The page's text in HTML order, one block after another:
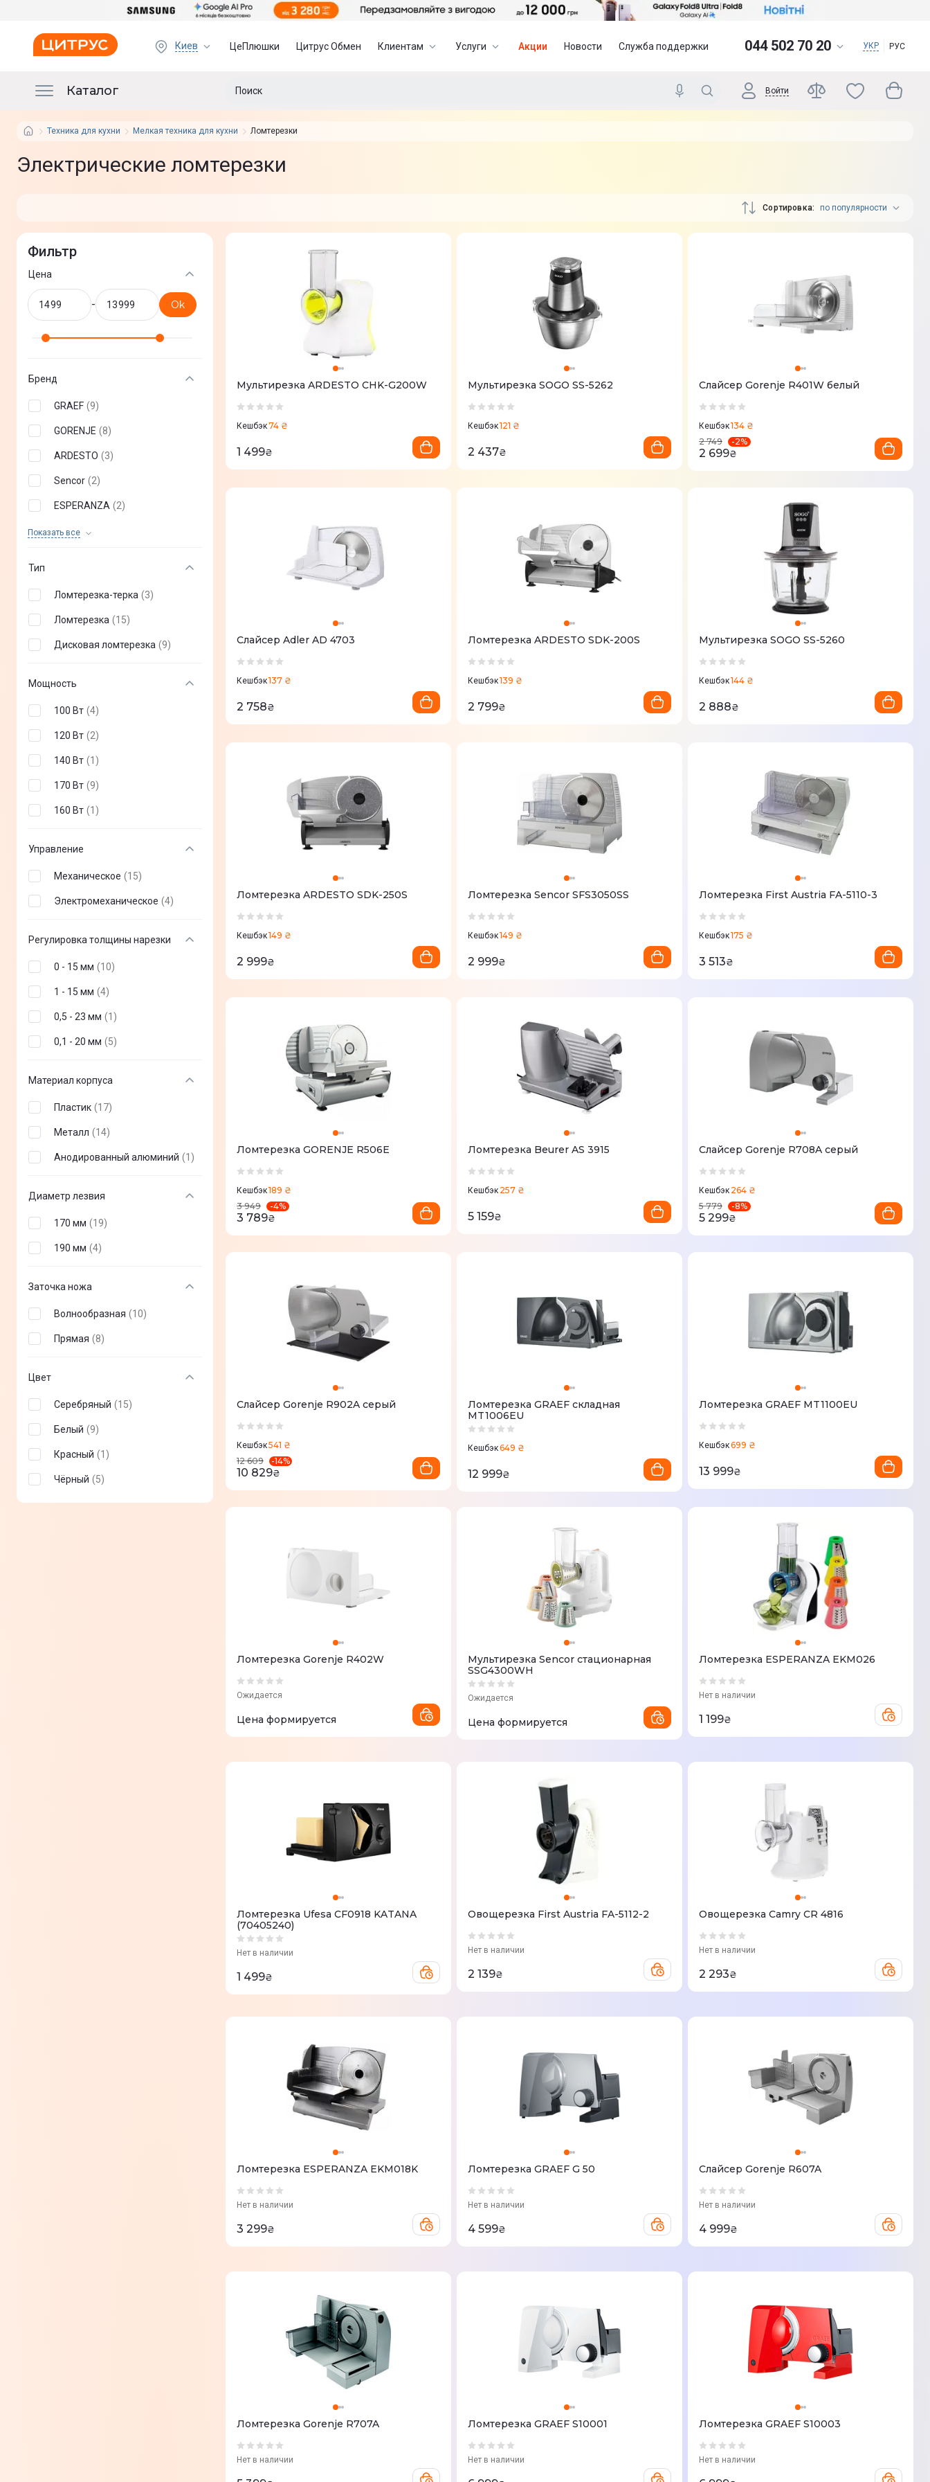
Киев ЦеПлюшки Цитрус Обмен Клиентам Услуги Акции Новости Служба поддержки 044 502 70 20 УКР РУС
Каталог Войти
Техника для кухни Мелкая техника для кухни Ломтерезки
Электрические ломтерезки
Сортировка по популярности
Фильтр
Цена
- Ok
Бренд
GRAEF (9)
GORENJE (8)
ARDESTO (3)
Sencor (2)
ESPERANZA (2)
Показать все
Sogo ( 2)
Тип
Ломтерезка-терка (3)
Ломтерезка (15)
Дисковая ломтерезка (9)
Мощность
100 Вт (4)
120 Вт (2)
140 Вт (1 )
170 Вт (9)
160 Вт (1 )
Управление
Механическое (15)
Электромеханическое (4)
Регулировка толщины нарезки
0 - 15 мм (10)
1 - 15 мм (4)
0,5 - 23 мм (1 )
0,1 - 20 мм (5)
Материал корпуса
Пластик (17)
Металл (14)
Анодированный алюминий (1 )
Диаметр лезвия
170 мм (19)
190 мм (4)
Заточка ножа
Волнообразная (10)
Прямая (8)
Цвет
Серебряный (15)
Белый (9)
Красный (1 )
Чёрный (5)
Мультирезка ARDESTO CHK-G200W
Кешбэк74 ₴
1 499₴
Мультирезка SOGO SS-5262
Кешбэк121 ₴
2 437₴
Слайсер Gorenje R401W белый
Кешбэк134 ₴
2 749
-2%
2 699₴
Слайсер Adler AD 4703
Кешбэк137 ₴
2 758₴
Ломтерезка ARDESTO SDK-200S
Кешбэк139 ₴
2 799₴
Мультирезка SOGO SS-5260
Кешбэк144 ₴
2 888₴
Ломтерезка ARDESTO SDK-250S
Кешбэк149 ₴
2 999₴
Ломтерезка Sencor SFS3050SS
Кешбэк149 ₴
2 999₴
Ломтерезка First Austria FA-5110-3
Кешбэк175 ₴
3 513₴
Ломтерезка GORENJE R506E
Кешбэк189 ₴
3 949
-4%
3 789₴
Ломтерезка Beurer AS 3915
Кешбэк 257 ₴
5 159₴
Слайсер Gorenje R708A серый
Кешбэк 264 ₴
5 779
-8%
5 299₴
Слайсер Gorenje R902A серый
Кешбэк541 ₴
12 609
-14%
10 829₴
Ломтерезка GRAEF складная
MT1006EU
Кешбэк649 ₴
12 999₴
Ломтерезка GRAEF MT1100EU
Кешбэк699 ₴
13 999₴
Ломтерезка Gorenje R402W
Ожидается
Цена формируется
Мультирезка Sencor стационарная
SSG4300WH
Ожидается
Цена формируется
Ломтерезка ESPERANZA EKM026
Нет в наличии
1 199₴
Ломтерезка Ufesa CF0918 KATANA
(70405240)
Нет в наличии
1 499₴
Овощерезка First Austria FA-5112-2
Нет в наличии
2 139₴
Овощерезка Camry CR 4816
Нет в наличии
2 293₴
Ломтерезка ESPERANZA EKM018K
Нет в наличии
3 299₴
Ломтерезка GRAEF G 50
Нет в наличии
4 599₴
Слайсер Gorenje R607A
Нет в наличии
4 999₴
Ломтерезка Gorenje R707A
Нет в наличии
Ломтерезка GRAEF S10001
Нет в наличии
Ломтерезка GRAEF S10003
Нет в наличии